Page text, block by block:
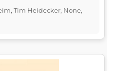
Tim Heidecker, None,